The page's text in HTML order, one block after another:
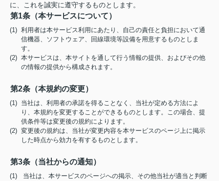
に、これを誠実に遵守するものとします。
第1条（本サービスについて）
(1) 利用者は本サービス利用にあたり、自己の責任と負担において通
信機器、ソフトウェア、回線環境等設備を用意するものとしま
す。
(2) 本サービスは、本サイトを通して行う情報の提供、およびその他
の情報の提供から構成されます。
第2条（本規約の変更）
(1) 当社は、利用者の承諾を得ることなく、当社が定める方法によ
り、本規約を変更することができるものとします。この場合、提
供条件等は変更後の規約によります。
(2) 変更後の規約は、当社が変更内容を本サービスのページ上に掲示
した時点から効力を有するものとします。
第3条（当社からの通知）
(1) 当社は、本サービスのページへの掲示、その他当社が適当と判断